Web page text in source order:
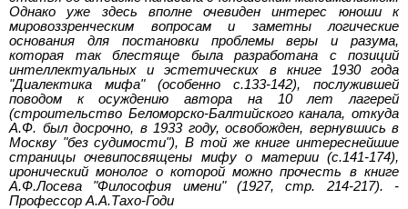
Однако уже здесь вполне очевиден интерес юноши к
мировоззренческим вопросам и заметны логические
основания для постановки проблемы веры и разума,
которая так блестяще была разработана с позиций
интеллектуальных и эстетических в книге 1930 года
"Диалектика мифа" (особенно с.133-142), послужившей
поводом к осуждению автора на 10 лет лагерей
(строительство Беломорско-Балтийского канала, откуда
А.Ф. был досрочно, в 1933 году, освобожден, вернувшись в
Москву "без судимости"), В той же книге интереснейшие
страницы очевипосвящены мифу о материи (с.141-174),
иронический монолог о которой можно прочесть в книге
А.Ф.Лосева "Философия имени" (1927, стр. 214-217). -
Профессор А.А.Тахо-Годи